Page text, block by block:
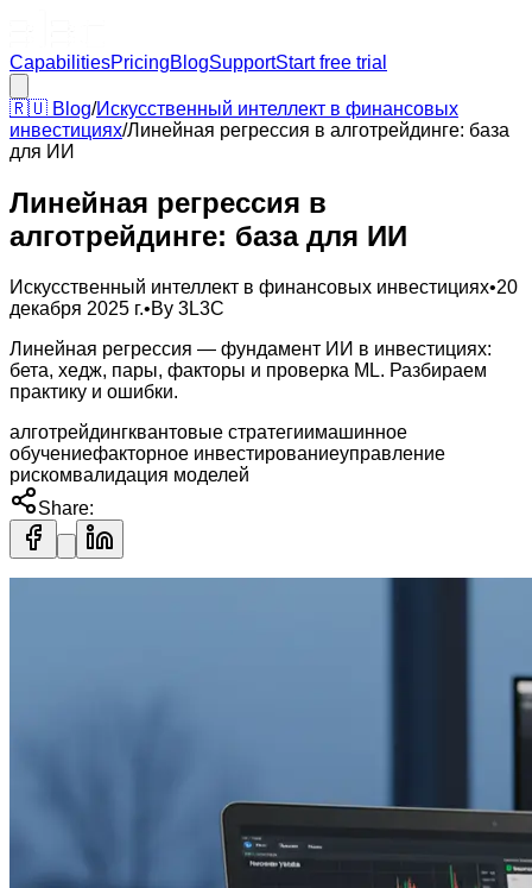
CapabilitiesPricingBlogSupportStart free trial
🇷🇺 Blog/Искусственный интеллект в финансовых
инвестициях/Линейная регрессия в алготрейдинге: база
для ИИ
Линейная регрессия в
алготрейдинге: база для ИИ
Искусственный интеллект в финансовых инвестициях•20
декабря 2025 г.•By 3L3C
Линейная регрессия — фундамент ИИ в инвестициях:
бета, хедж, пары, факторы и проверка ML. Разбираем
практику и ошибки.
алготрейдингквантовые стратегиимашинное
обучениефакторное инвестированиеуправление
рискомвалидация моделей
Share: